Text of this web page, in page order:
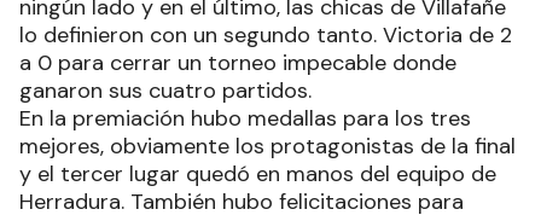
ningún lado y en el último, las chicas de Villafañe
lo definieron con un segundo tanto. Victoria de 2
a 0 para cerrar un torneo impecable donde
ganaron sus cuatro partidos.
En la premiación hubo medallas para los tres
mejores, obviamente los protagonistas de la final
y el tercer lugar quedó en manos del equipo de
Herradura. También hubo felicitaciones para